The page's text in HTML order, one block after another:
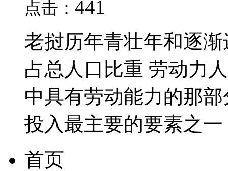
点击： 441
老挝历年青壮年和逐
占总人口比重 劳动力
中具有劳动能力的那
投入最主要的要素之一
首页